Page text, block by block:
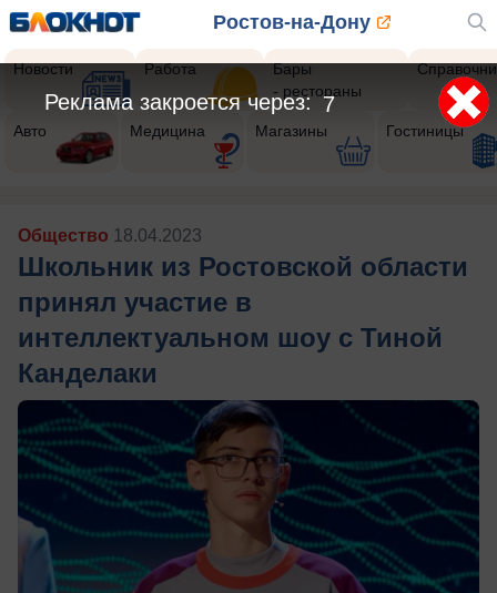
Ростов-на-Дону
Новости Работа
Бары
- рестораны
Авто Медицина Магазины Гостиницы
Общество 18.04.2023
Школьник из Ростовской области
принял участие в
интеллектуальном шоу с Тиной
Канделаки
5
Реклама закроется через: